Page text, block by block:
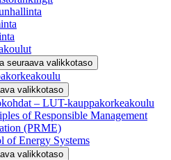
seuraava valikkotaso
valikkotaso
– LUT-kauppakorkeakoulu
of Responsible Management
(PRME)
of Energy Systems
valikkotaso